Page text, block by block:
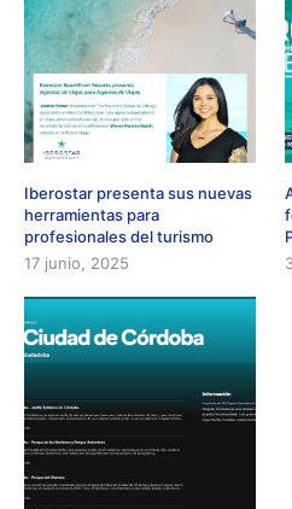
Iberostar presenta sus nuevas
herramientas para
profesionales del turismo
17 junio, 2025